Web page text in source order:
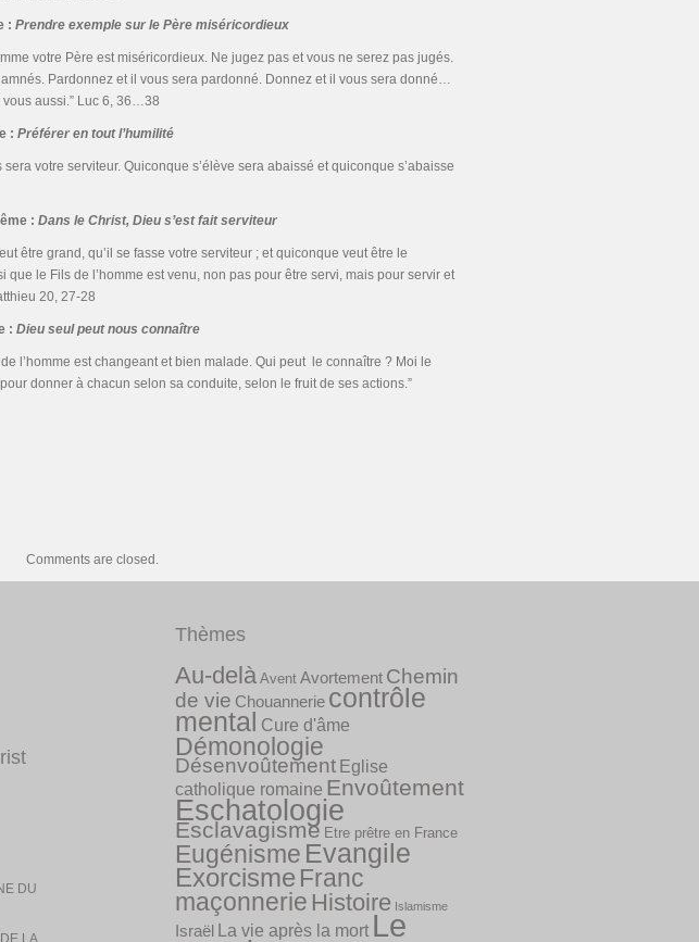
: Prendre exemple sur le Père miséricordieux
votre Père est miséricordieux. Ne jugez pas et vous ne serez pas jugés.
Pardonnez et il vous sera pardonné. Donnez et il vous sera donné…
aussi.” Luc 6, 36…38
: Préférer en tout l’humilité
sera votre serviteur. Quiconque s’élève sera abaissé et quiconque s’abaisse
: Dans le Christ, Dieu s’est fait serviteur
être grand, qu’il se fasse votre serviteur ; et quiconque veut être le
que le Fils de l’homme est venu, non pas pour être servi, mais pour servir et
20, 27-28
: Dieu seul peut nous connaître
l’homme est changeant et bien malade. Qui peut le connaître ? Moi le
donner à chacun selon sa conduite, selon le fruit de ses actions.”
Comments are closed.
DU
LA
Thèmes
Au-delà Avent Avortement Chemin
de vie Chouannerie contrôle
mental Cure d'âme
Démonologie
Désenvoûtement Eglise
catholique romaine Envoûtement
Eschatologie
Esclavagisme Etre prêtre en France
Eugénisme Evangile
Exorcisme Franc
maçonnerie Histoire Islamisme
Israël La vie après la mort Le